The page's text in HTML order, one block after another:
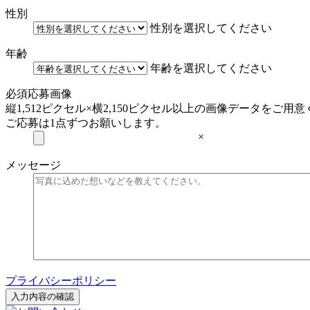
性別
性別を選択してください
年齢
年齢を選択してください
必須応募画像
縦1,512ピクセル×横2,150ピクセル以上の画像データをご用意
ご応募は1点ずつお願いします。
×
メッセージ
プライバシーポリシー
入力内容の確認